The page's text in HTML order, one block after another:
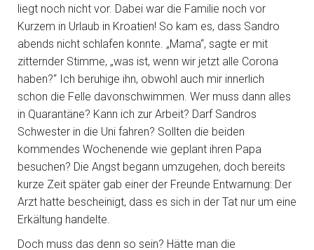
liegt noch nicht vor. Dabei war die Familie noch vor
Kurzem in Urlaub in Kroatien! So kam es, dass Sandro
abends nicht schlafen konnte. „Mama“, sagte er mit
zitternder Stimme, „was ist, wenn wir jetzt alle Corona
haben?“ Ich beruhige ihn, obwohl auch mir innerlich
schon die Felle davonschwimmen. Wer muss dann alles
in Quarantäne? Kann ich zur Arbeit? Darf Sandros
Schwester in die Uni fahren? Sollten die beiden
kommendes Wochenende wie geplant ihren Papa
besuchen? Die Angst begann umzugehen, doch bereits
kurze Zeit später gab einer der Freunde Entwarnung: Der
Arzt hatte bescheinigt, dass es sich in der Tat nur um eine
Erkältung handelte.
Doch muss das denn so sein? Hätte man die